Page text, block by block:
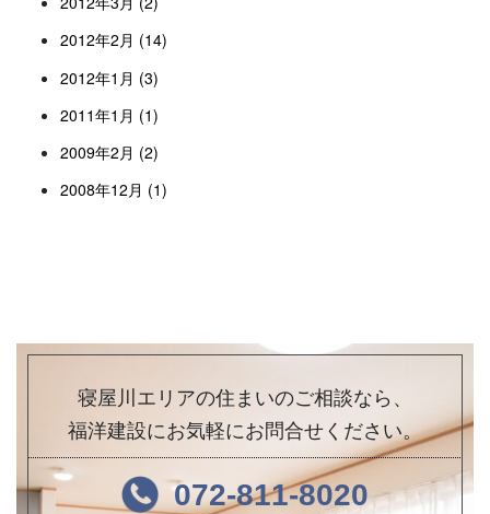
2012年2月 (14)
2012年1月 (3)
2011年1月 (1)
2009年2月 (2)
2008年12月 (1)
寝屋川エリアの住まいのご相談なら、
福洋建設にお気軽にお問合せください。
072-811-8020